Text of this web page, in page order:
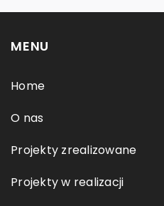
MENU
Home
O nas
Projekty zrealizowane
Projekty w realizacji